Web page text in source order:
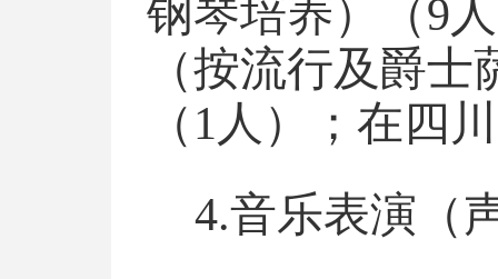
钢琴培养）（9
（按流行及爵
（1人）； 在四
4.音乐表演（